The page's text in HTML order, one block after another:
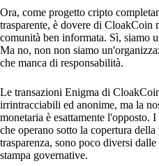
Ora, come progetto cripto
trasparente, è dovere di CloakCoin
comunità ben informata. Sì, siamo
Ma no, non non siamo
che manca di responsabilità.
Le transazioni Enigma di
irrintracciabili ed anonime, ma la
monetaria è esattamente l'opposto.
che operano sotto la copertura della
trasparenza, sono poco diversi dalle
stampa governative.